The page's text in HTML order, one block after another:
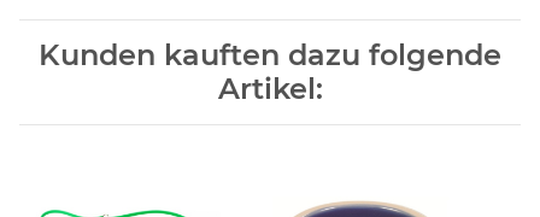
Kunden kauften dazu folgende
Artikel: